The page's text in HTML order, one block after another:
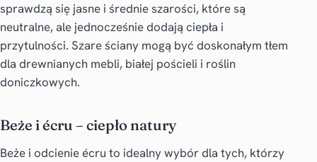
sprawdzą się jasne i średnie szarości, które są
neutralne, ale jednocześnie dodają ciepła i
przytulności. Szare ściany mogą być doskonałym tłem
dla drewnianych mebli, białej pościeli i roślin
doniczkowych.
Beże i écru – ciepło natury
Beże i odcienie écru to idealny wybór dla tych, którzy